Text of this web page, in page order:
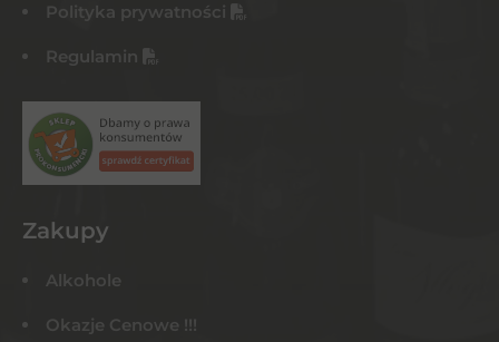
Polityka prywatności
Regulamin
Zakupy
Alkohole
Okazje Cenowe !!!